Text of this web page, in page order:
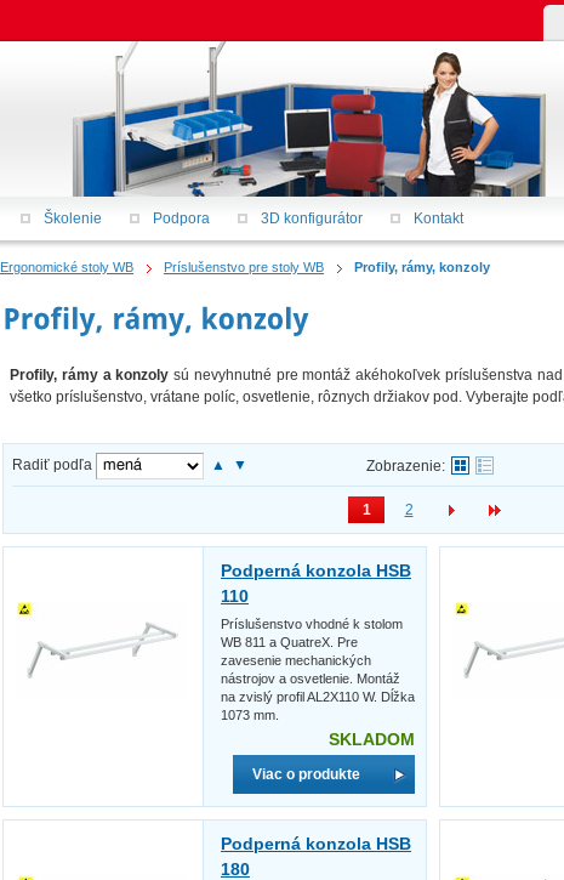
Ergonomické stoly WB Príslušenstvo pre stoly WB Profily, rámy, konzoly
Profily, rámy a konzoly sú nevyhnutné pre montáž akéhokoľvek príslušenstva
všetko príslušenstvo, vrátane políc, osvetlenie, rôznych držiakov pod. Vyberajte
Radiť podľa ▲ ▼ Zobrazenie:
1 2
Podperná konzola HSB
110
Príslušenstvo vhodné k stolom
WB 811 a QuatreX. Pre
zavesenie mechanických
nástrojov a osvetlenie. Montáž
na zvislý profil AL2X110 W. Dĺžka
1073 mm.
SKLADOM
Viac o produkte
Podperná konzola HSB
180
Školenie Podpora 3D konfigurátor Kontakt